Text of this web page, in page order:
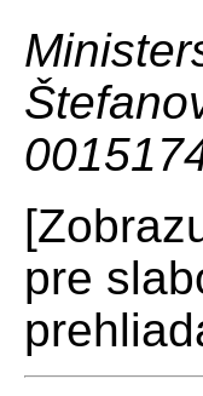
pre